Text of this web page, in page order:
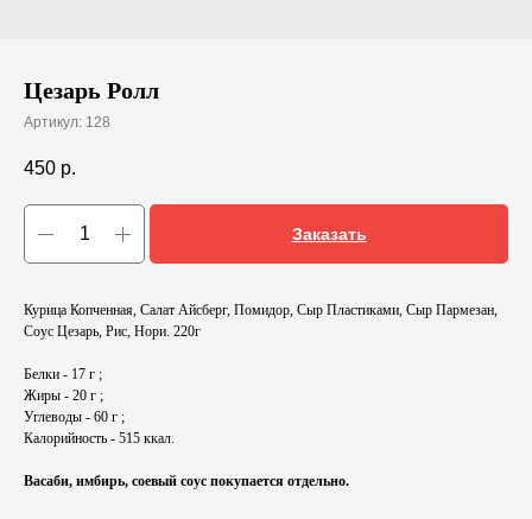
Цезарь Ролл
Артикул: 128
450 р.
Заказать
Курица Копченная, Салат Айсберг, Помидор, Сыр Пластиками, Сыр Пармезан,
Соус Цезарь, Рис, Нори. 220г
Белки - 17 г ;
Жиры - 20 г ;
Углеводы - 60 г ;
Калорийность - 515 ккал.
Васаби, имбирь, соевый соус покупается отдельно.